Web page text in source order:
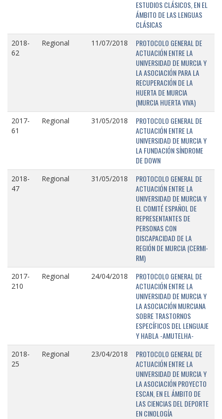
ESTUDIOS CLÁSICOS, EN EL
ÁMBITO DE LAS LENGUAS
CLÁSICAS
2018-
62
Regional 11/07/2018
PROTOCOLO GENERAL DE
ACTUACIÓN ENTRE LA
UNIVERSIDAD DE MURCIA Y
LA ASOCIACIÓN PARA LA
RECUPERACIÓN DE LA
HUERTA DE MURCIA
(MURCIA HUERTA VIVA)
2017-
61
Regional 31/05/2018
PROTOCOLO GENERAL DE
ACTUACIÓN ENTRE LA
UNIVERSIDAD DE MURCIA Y
LA FUNDACIÓN SÍNDROME
DE DOWN
2018-
47
Regional 31/05/2018
PROTOCOLO GENERAL DE
ACTUACIÓN ENTRE LA
UNIVERSIDAD DE MURCIA Y
EL COMITÉ ESPAÑOL DE
REPRESENTANTES DE
PERSONAS CON
DISCAPACIDAD DE LA
REGIÓN DE MURCIA (CERMI-
RM)
2017-
210
Regional 24/04/2018
PROTOCOLO GENERAL DE
ACTUACIÓN ENTRE LA
UNIVERSIDAD DE MURCIA Y
LA ASOCIACIÓN MURCIANA
SOBRE TRASTORNOS
ESPECÍFICOS DEL LENGUAJE
Y HABLA -AMUTELHA-
2018-
25
Regional 23/04/2018
PROTOCOLO GENERAL DE
ACTUACIÓN ENTRE LA
UNIVERSIDAD DE MURCIA Y
LA ASOCIACIÓN PROYECTO
ESCAN, EN EL ÁMBITO DE
LAS CIENCIAS DEL DEPORTE
EN CINOLOGÍA